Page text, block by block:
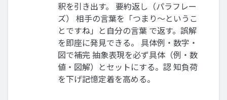
釈を引き出す。 要約返し（パラフレー
ズ） 相手の言葉を「つまり〜というこ
とですね」と自分の言葉 で返す。誤解
を即座に発見できる。 具体例・数字・
図で補完 抽象表現を必ず具体（例・数
値・図解）とセットにする。認 知負荷
を下げ記憶定着を高める。